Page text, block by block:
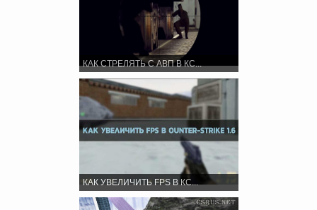
КАК СТРЕЛЯТЬ С АВП В КС...
КАК УВЕЛИЧИТЬ FPS В КС...